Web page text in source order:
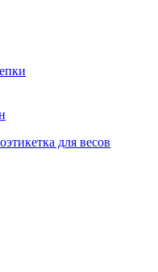
для весов